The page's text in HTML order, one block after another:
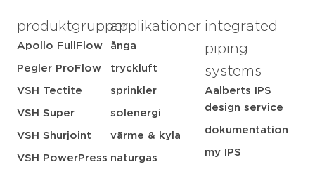
produktgrupper
Apollo FullFlow
Pegler ProFlow
VSH Tectite
VSH Super
VSH Shurjoint
VSH PowerPress
applikationer
ånga
tryckluft
sprinkler
solenergi
värme & kyla
naturgas
integrated
piping
systems
Aalberts IPS
design service
dokumentation
my IPS